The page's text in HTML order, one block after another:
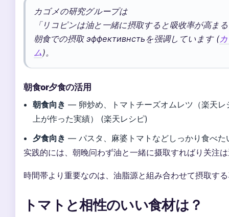
カゴメの研究グループは
「リコピンは油と一緒に摂取すると吸收率が高ま
朝食での摂取 эффективнстьを强调しています (
ム)。
朝食or夕食の活用
朝食向き — 卵炒め、トマトチーズオムレツ（楽天
上が作った実績） (楽天レシピ)
夕食向き — パスタ、麻婆トマトなどしっかり食べた
实践的には、朝晚问わず油と一緒に摄取すればり关注
時間帯より重要なのは、油脂源と組み合わせて摂取す
トマトと相性のいい食材は？